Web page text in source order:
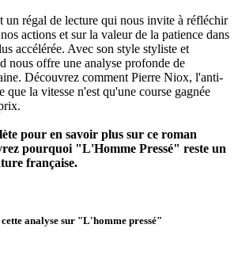
un régal de lecture qui nous invite à réfléchir
actions et sur la valeur de la patience dans
accélérée. Avec son style styliste et
nous offre une analyse profonde de
Découvrez comment Pierre Niox, l'anti-
que la vitesse n'est qu'une course gagnée
pour en savoir plus sur ce roman
pourquoi "L'Homme Pressé" reste un
française.
analyse sur "L'homme pressé"